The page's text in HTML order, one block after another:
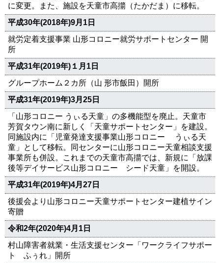
に変更。また、施設を天童市高擶（たかだま）に移転。
平成30年(2018年)9月1日
就労定着支援事業 山形コロニー就労サポートセンター 開
所
平成31年(2019年)１月1日
グループホーム２カ所（山 形市飯田）開所
平成31年(2019年)3月25日
「山形コロニー うぃる天童」の多機能型を廃止。天童市
芳賀タウン南に新しく「天童サポートセンター」を建設。
同施設内に「児童発達支援事業山形コロニー うぃる天
童」として移転。同センターに山形コロニー天童相談支援
事業所も併設。これまでの天童市高擶では、新規に「放課
後等デイサービス山形コロニー シード天童」を開設。
平成31年(2019年)4月27日
後援会より山形コロニー天童サポートセンター建植サイン
寄贈
令和2年(2020年)4月1日
村山障害者就業・生活支援センター「ワークライフサポー
ト ふぅれ」開所